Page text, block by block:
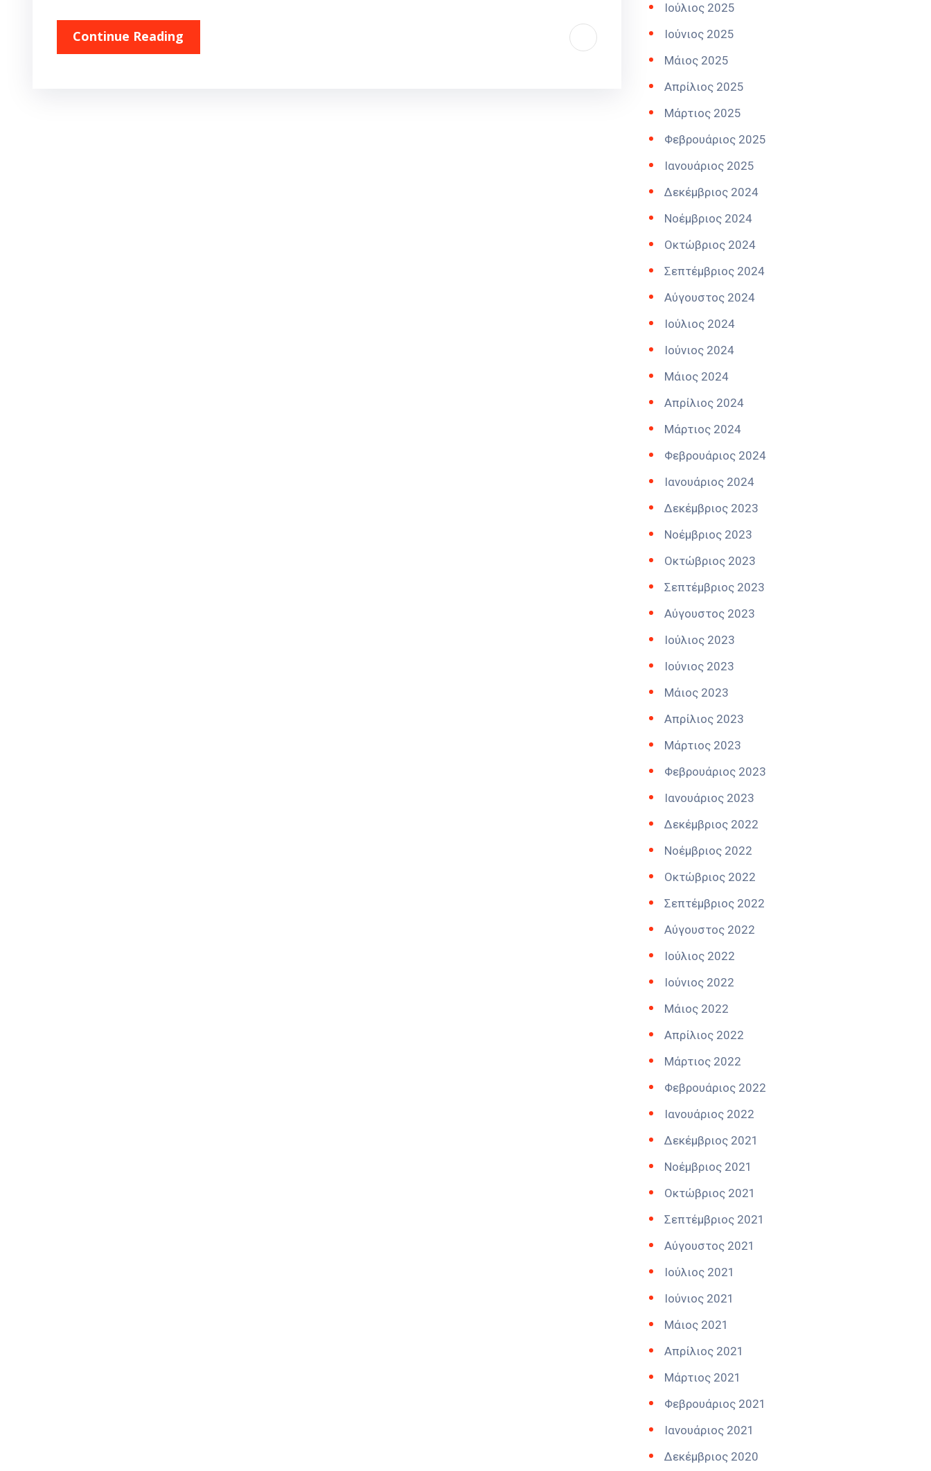
Continue Reading
Ιούλιος 2025
Ιούνιος 2025
Μάιος 2025
Απρίλιος 2025
Μάρτιος 2025
Φεβρουάριος 2025
Ιανουάριος 2025
Δεκέμβριος 2024
Νοέμβριος 2024
Οκτώβριος 2024
Σεπτέμβριος 2024
Αύγουστος 2024
Ιούλιος 2024
Ιούνιος 2024
Μάιος 2024
Απρίλιος 2024
Μάρτιος 2024
Φεβρουάριος 2024
Ιανουάριος 2024
Δεκέμβριος 2023
Νοέμβριος 2023
Οκτώβριος 2023
Σεπτέμβριος 2023
Αύγουστος 2023
Ιούλιος 2023
Ιούνιος 2023
Μάιος 2023
Απρίλιος 2023
Μάρτιος 2023
Φεβρουάριος 2023
Ιανουάριος 2023
Δεκέμβριος 2022
Νοέμβριος 2022
Οκτώβριος 2022
Σεπτέμβριος 2022
Αύγουστος 2022
Ιούλιος 2022
Ιούνιος 2022
Μάιος 2022
Απρίλιος 2022
Μάρτιος 2022
Φεβρουάριος 2022
Ιανουάριος 2022
Δεκέμβριος 2021
Νοέμβριος 2021
Οκτώβριος 2021
Σεπτέμβριος 2021
Αύγουστος 2021
Ιούλιος 2021
Ιούνιος 2021
Μάιος 2021
Απρίλιος 2021
Μάρτιος 2021
Φεβρουάριος 2021
Ιανουάριος 2021
Δεκέμβριος 2020